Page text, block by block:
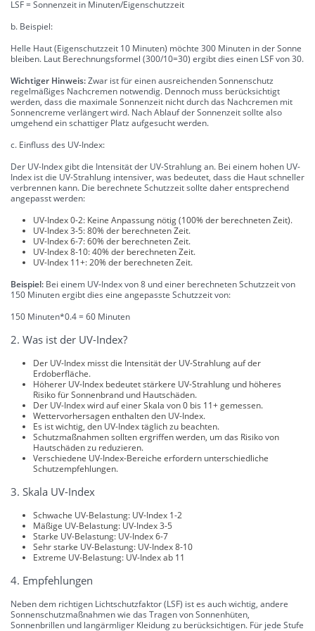
LSF = Sonnenzeit in Minuten/Eigenschutzzeit
b. Beispiel:
Helle Haut (Eigenschutzzeit 10 Minuten) möchte 300 Minuten in der Sonne
bleiben. Laut Berechnungsformel (300/10=30) ergibt dies einen LSF von 30.
Wichtiger Hinweis:Zwar ist für einen ausreichenden Sonnenschutz
regelmäßiges Nachcremen notwendig. Dennoch muss berücksichtigt
werden, dass die maximale Sonnenzeit nicht durch das Nachcremen mit
Sonnencreme verlängert wird. Nach Ablauf der Sonnenzeit sollte also
umgehend ein schattiger Platz aufgesucht werden.
c. Einfluss des UV-Index:
Der UV-Index gibt die Intensität der UV-Strahlung an. Bei einem hohen UV-
Index ist die UV-Strahlung intensiver, was bedeutet, dass die Haut schneller
verbrennen kann. Die berechnete Schutzzeit sollte daher entsprechend
angepasst werden:
UV-Index 0-2: Keine Anpassung nötig (100% der berechneten Zeit).
UV-Index 3-5: 80% der berechneten Zeit.
UV-Index 6-7: 60% der berechneten Zeit.
UV-Index 8-10: 40% der berechneten Zeit.
UV-Index 11+: 20% der berechneten Zeit.
Beispiel: Bei einem UV-Index von 8 und einer berechneten Schutzzeit von
150 Minuten ergibt dies eine angepasste Schutzzeit von:
150 Minuten*0.4 = 60 Minuten
2. Was ist der UV-Index?
Der UV-Index misst die Intensität der UV-Strahlung auf der
Erdoberfläche.
Höherer UV-Index bedeutet stärkere UV-Strahlung und höheres
Risiko für Sonnenbrand und Hautschäden.
Der UV-Index wird auf einer Skala von 0 bis 11+ gemessen.
Wettervorhersagen enthalten den UV-Index.
Es ist wichtig, den UV-Index täglich zu beachten.
Schutzmaßnahmen sollten ergriffen werden, um das Risiko von
Hautschäden zu reduzieren.
Verschiedene UV-Index-Bereiche erfordern unterschiedliche
Schutzempfehlungen.
3. Skala UV-Index
Schwache UV-Belastung: UV-Index 1-2
Mäßige UV-Belastung: UV-Index 3-5
Starke UV-Belastung: UV-Index 6-7
Sehr starke UV-Belastung: UV-Index 8-10
Extreme UV-Belastung: UV-Index ab 11
4. Empfehlungen
Neben dem richtigen Lichtschutzfaktor (LSF) ist es auch wichtig, andere
Sonnenschutzmaßnahmen wie das Tragen von Sonnenhüten,
Sonnenbrillen und langärmliger Kleidung zu berücksichtigen. Für jede Stufe